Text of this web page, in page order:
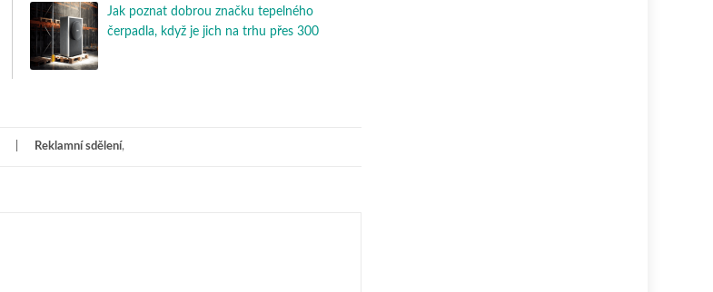
Jak poznat dobrou značku tepelného
čerpadla, když je jich na trhu přes 300
Reklamní sdělení,